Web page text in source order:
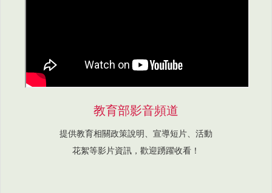
教育部影音頻道
提供教育相關政策說明、宣導短片、活動
花絮等影片資訊，歡迎踴躍收看！